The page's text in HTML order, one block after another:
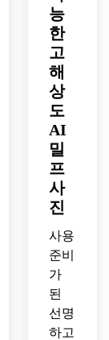
능
한
고
해
상
도
AI
밀
프
사
진
사용
준비
가
된
선명
하고